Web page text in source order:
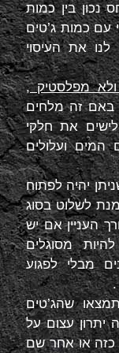
נכון בין כמות
עם כמות ג’טים
לנו את העיסוי
ולא מפלסטיק,
זה מלחים
את חלקי
ועלולים
יהיה לפתוח
מנת לשלוט בסוג
העניין אם יש
מסוגלים
מבלי לפגוע
.
שהג’טים
יתרון עצום על
כזה או אחר שם